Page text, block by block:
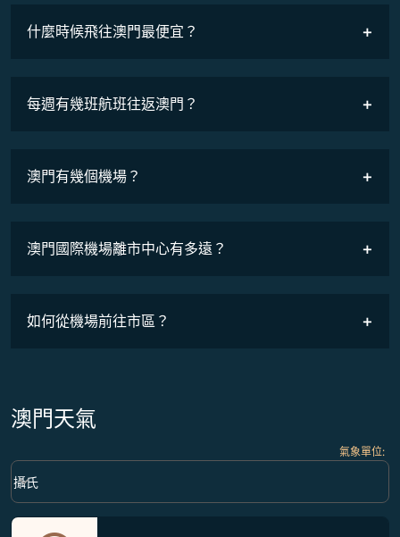
什麼時候飛往澳門最便宜？
COSMILE會員
每週有幾班航班往返澳門？
澳門有幾個機場？
澳門國際機場離市中心有多遠？
如何從機場前往市區？
澳門天氣
氣象單位:
Weather unit option 攝氏 Selected
攝氏
keyboard_arrow_down